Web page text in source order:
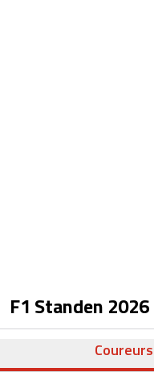
F1 Standen 2026
Coureurs